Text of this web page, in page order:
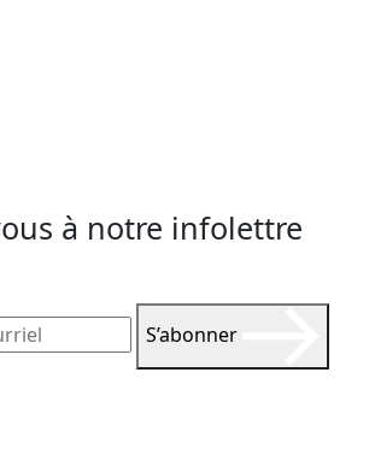
à notre infolettre
S’abonner